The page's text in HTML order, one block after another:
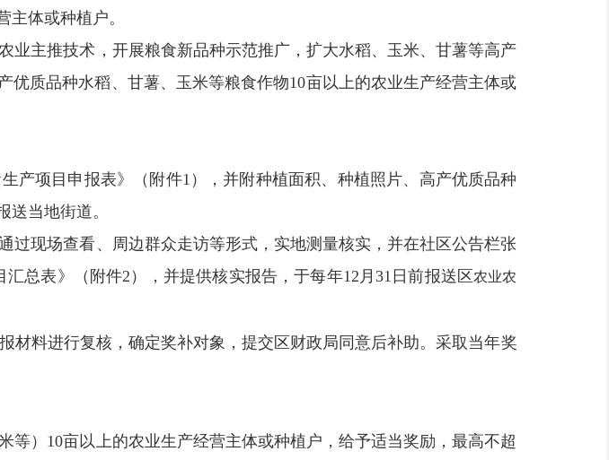
主体或种植户。
业主推技术，开展粮食新品种示范推广，扩大水稻、玉米、甘薯等高产
优质品种水稻、甘薯、玉米等粮食作物10亩以上的农业生产经营主体或
产项目申报表》（附件1 ），并附种植面积、种植照片、高产优质品种
当地街道。
过现场查看、周边群众走访等形式，实地测量核实，并在社区公告栏张
汇总表》（附件2 ），并提供核实报告，于每年12 月31 日前报送区农业农
材料进行复核，确定奖补对象，提交区财政局同意后补助。采取当年奖
等） 10亩以上的农业生产经营主体或种植户 ，给予适当奖励，最高不超